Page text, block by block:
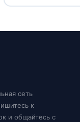
сеть
к
и общайтесь с